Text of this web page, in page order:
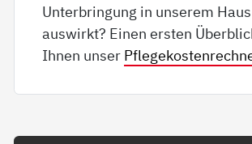
Unterbringung in unserem
auswirkt? Einen ersten
Ihnen unser